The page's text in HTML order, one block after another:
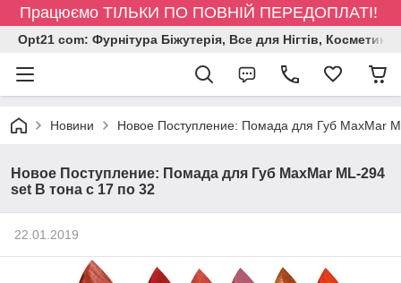
Працюємо ТІЛЬКИ ПО ПОВНІЙ ПЕРЕДОПЛАТІ!
Opt21 com: Фурнітура Біжутерія, Все для Нігтів, Косметика
Новини Новое Поступление: Помада для Губ MaxMar
Новое Поступление: Помада для Губ MaxMar МL-294
set В тона с 17 по 32
22.01.2019